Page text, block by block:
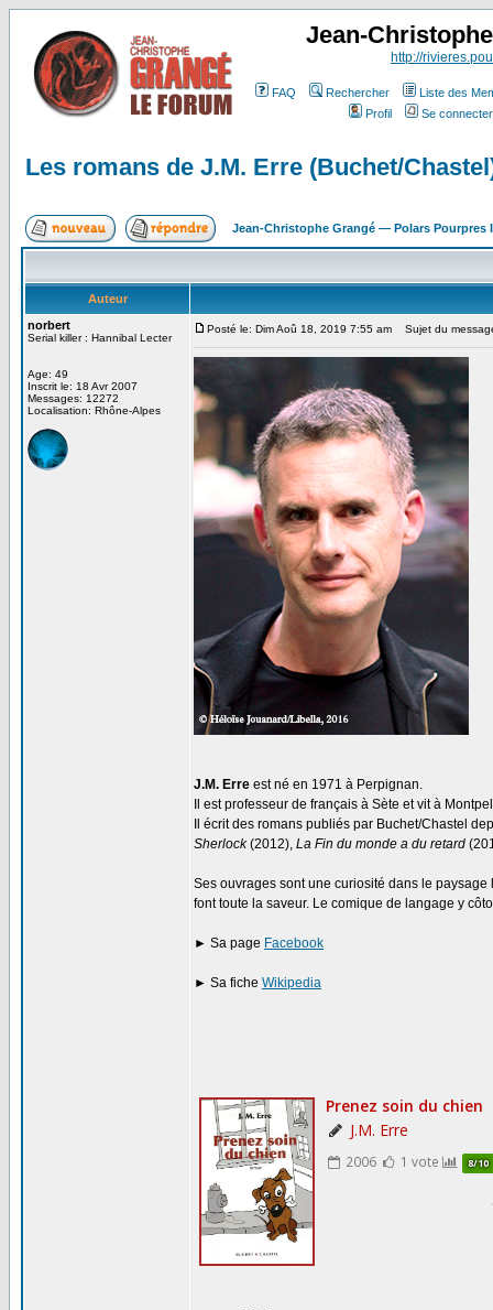
Jean-
http://
FAQ Rechercher
Liste des
Profil
Se
Les romans de J.M. Erre (Buchet/
Jean-Christophe Grangé — Polars Pourpres
Auteur
norbert
Serial killer : Hannibal Lecter
Age: 49
Inscrit le: 18 Avr 2007
Messages: 12272
Localisation: Rhône-Alpes
Posté le: Dim Aoû 18, 2019 7:55 am Sujet du
J.M. Erre est né en 1971 à Perpignan.
Il est professeur de français à Sète et vit à
Il écrit des romans publiés par Buchet/Chastel
Sherlock(2012), La Fin du monde a du retard
Ses ouvrages sont une curiosité dans le
font toute la saveur. Le comique de langage y
► Sa page Facebook
► Sa fiche Wikipedia